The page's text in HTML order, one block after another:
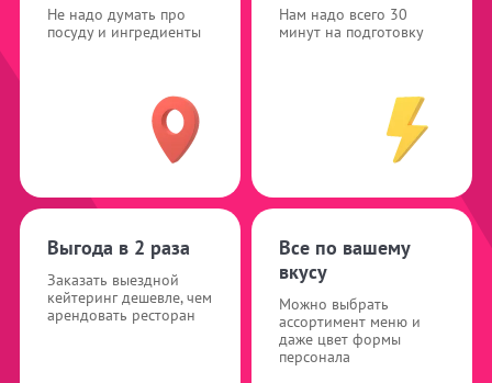
Не надо думать про
посуду и ингредиенты
Нам надо всего 30
минут на подготовку
Выгода в 2 раза
Заказать выездной
кейтеринг дешевле, чем
арендовать ресторан
Все по вашему
вкусу
Можно выбрать
ассортимент меню и
даже цвет формы
персонала